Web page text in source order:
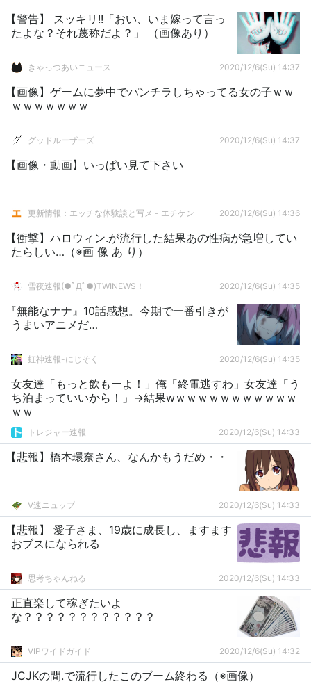
【警告】 スッキリ!!「おい、いま嫁って言っ
たよな？それ蔑称だよ？」 （画像あり）
きゃっつあいニュース 2020/12/6(Su) 14:37
【画像】ゲームに夢中でパンチラしちゃってる女の子ｗｗ
ｗｗｗｗｗｗｗ
グッドルーザーズ 2020/12/6(Su) 14:37
【画像・動画】いっぱい見て下さい
更新情報：エッチな体験談と写メ - エチケン 2020/12/6(Su) 14:36
【衝撃】ハロウィン.が流行した結果あの性病が急増してい
たらしい…（※画 像 あ り）
雪夜速報(●ﾟДﾟ●)TWINEWS！ 2020/12/6(Su) 14:35
『無能なナナ』10話感想。今期で一番引きが
うまいアニメだ…
虹神速報-にじそく 2020/12/6(Su) 14:35
女友達「もっと飲もーよ！」俺「終電逃すわ」女友達「う
ち泊まっていいから！」→結果wｗｗｗｗｗｗｗｗｗｗｗ
ｗｗ
トレジャー速報 2020/12/6(Su) 14:33
【悲報】橋本環奈さん、なんかもうだめ・・
V速ニュップ 2020/12/6(Su) 14:33
【悲報】 愛子さま、19歳に成長し、ますます
おブスになられる
思考ちゃんねる 2020/12/6(Su) 14:33
正直楽して稼ぎたいよ
な？？？？？？？？？？？？
VIPワイドガイド 2020/12/6(Su) 14:32
JCJKの間.で流行したこのブーム終わる（※画像）